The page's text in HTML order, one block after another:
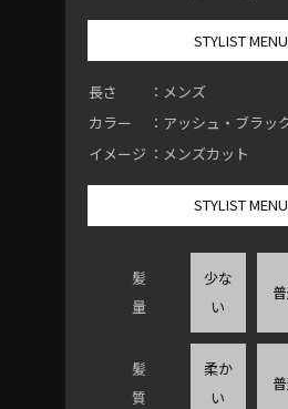
STYLIST MENU
長さ
：メンズ
カラー
：アッシュ・ブラッ
イメージ ：メンズカット
STYLIST MENU
髪
量
少な
い
髪
質
柔か
い